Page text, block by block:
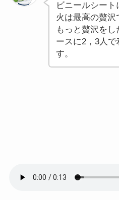
ビニールシー
火は最高の贅沢
もっと贅沢を
ースに2，3人
す。